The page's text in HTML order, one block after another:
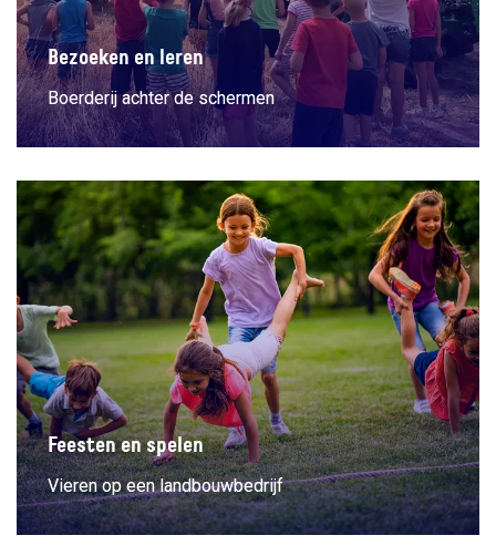
Bezoeken en leren
Boerderij achter de schermen
Feesten en spelen
Vieren op een landbouwbedrijf